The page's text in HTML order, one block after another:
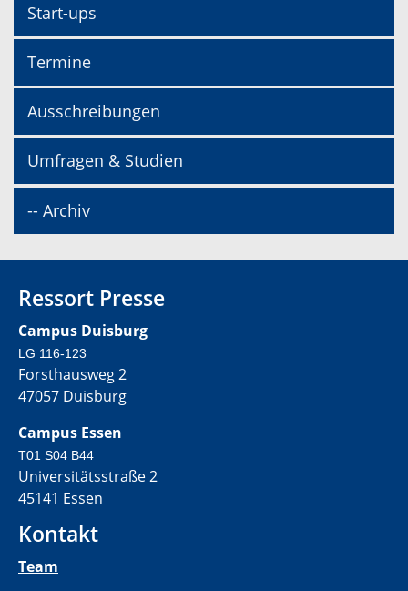
Start-ups
Termine
Ausschreibungen
Umfragen & Studien
-- Archiv
Ressort Presse
Campus Duisburg
LG 116-123
Forsthausweg 2
47057 Duisburg
Campus Essen
T01 S04 B44
Universitätsstraße 2
45141 Essen
Kontakt
Team